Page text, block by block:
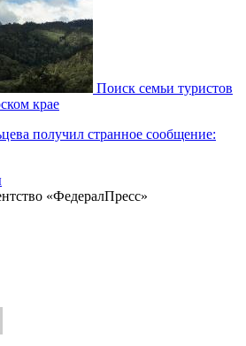
Поиск семьи туристов
крае
получил странное сообщение:
«ФедералПресс»